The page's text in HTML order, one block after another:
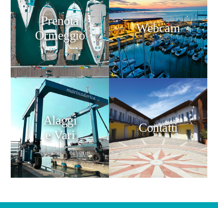
Prenota
Ormeggio
Webcam
Alaggi
e Vari
Contatti